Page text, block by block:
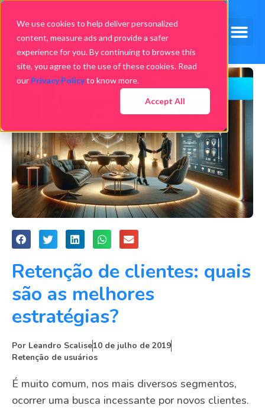
We use cookies to help deliver personalized
content, measure ads and provide a safer
experience for you. By continuing to browse this
site, you agree to the use of these cookies. Read
our Privacy Policyto know more.
Accept All
Retenção de clientes: quais
são as melhores
estratégias?
Por Leandro Scalise10 de julho de 2019
Retenção de usuários
É muito comum, nos mais diversos segmentos,
ocorrer uma busca incessante por novos clientes.